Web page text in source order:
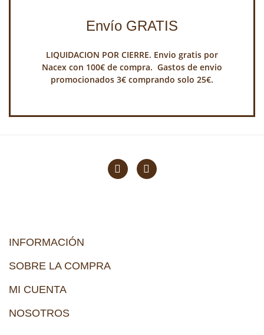
Envío GRATIS
LIQUIDACION POR CIERRE. Envio gratis por
Nacex con 100€ de compra. Gastos de envio
promocionados 3€ comprando solo 25€.
INFORMACIÓN
SOBRE LA COMPRA
MI CUENTA
NOSOTROS